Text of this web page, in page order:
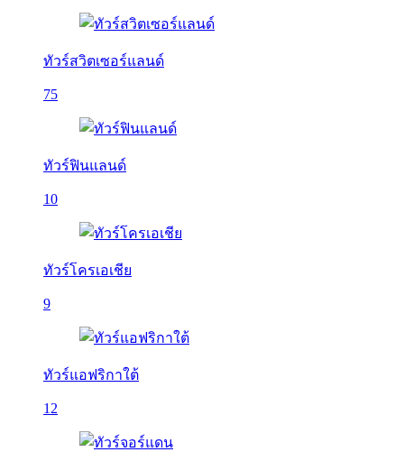
ทัวร์สวิตเซอร์แลนด์
75
ทัวร์ฟินแลนด์
10
ทัวร์โครเอเชีย
9
ทัวร์แอฟริกาใต้
12